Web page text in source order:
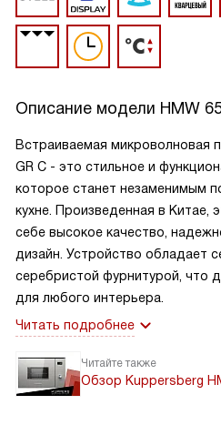
Описание модели HMW
Встраиваемая микроволновая
GR C - это стильное и
которое станет незаменимым
кухне. Произведенная в Китае,
себе высокое качество,
дизайн. Устройство обладает
серебристой фурнитурой, что
для любого интерьера.
Читать подробнее
Читайте также
Обзор Kuppersberg